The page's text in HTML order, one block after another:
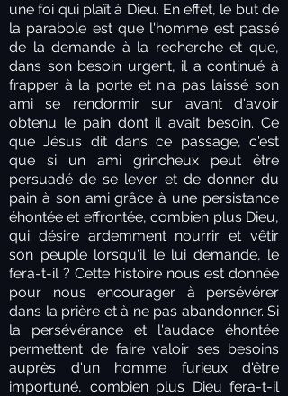
une foi qui plaît à Dieu. En effet, le but de
la parabole est que l'homme est passé
de la demande à la recherche et que,
dans son besoin urgent, il a continué à
frapper à la porte et n'a pas laissé son
ami se rendormir sur avant d'avoir
obtenu le pain dont il avait besoin. Ce
que Jésus dit dans ce passage, c'est
que si un ami grincheux peut être
persuadé de se lever et de donner du
pain à son ami grâce à une persistance
éhontée et effrontée, combien plus Dieu,
qui désire ardemment nourrir et vêtir
son peuple lorsqu'il le lui demande, le
fera-t-il ? Cette histoire nous est donnée
pour nous encourager à persévérer
dans la prière et à ne pas abandonner. Si
la persévérance et l'audace éhontée
permettent de faire valoir ses besoins
auprès d'un homme furieux d'être
importuné, combien plus Dieu fera-t-il